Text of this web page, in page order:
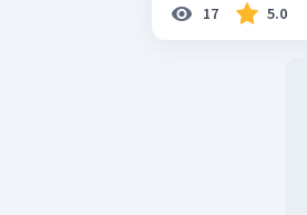
17 5.0